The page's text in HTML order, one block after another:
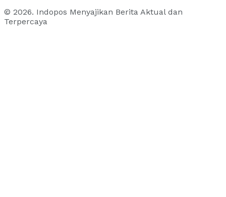
© 2026. Indopos Menyajikan Berita Aktual dan
Terpercaya